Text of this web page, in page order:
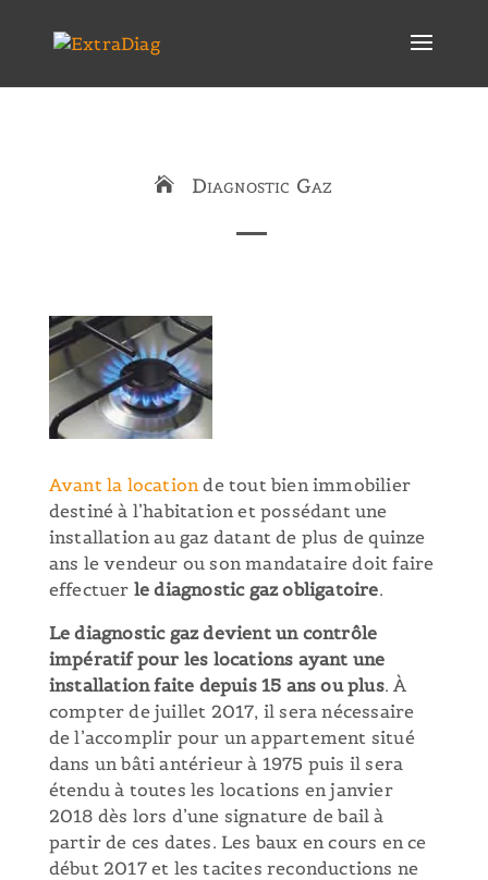
Diagnostic Gaz
Avant la locationde tout bien immobilier
destiné à l’habitation et possédant une
installation au gaz datant de plus de quinze
ans le vendeur ou son mandataire doit faire
effectuer le diagnostic gaz obligatoire.
Le diagnostic gaz devient un contrôle
impératif pour les locations ayant une
installation faite depuis 15 ans ou plus. À
compter de juillet 2017, il sera nécessaire
de l’accomplir pour un appartement situé
dans un bâti antérieur à 1975 puis il sera
étendu à toutes les locations en janvier
2018 dès lors d’une signature de bail à
partir de ces dates. Les baux en cours en ce
début 2017 et les tacites reconductions ne